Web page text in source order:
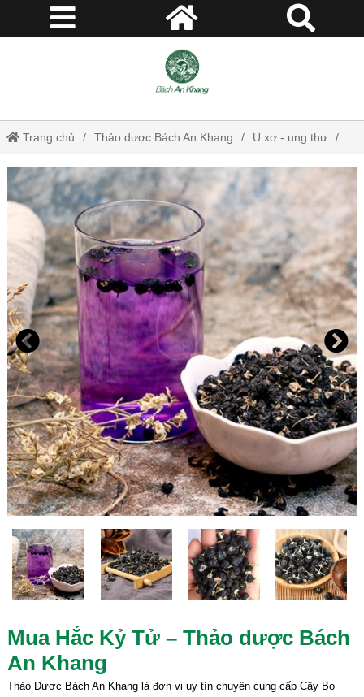
Trang chủ Thảo dược Bách An Khang U xơ - ung thư
Mua Hắc Kỷ Tử – Thảo dược Bách An Khang
Mua Hắc Kỷ Tử – Thảo dược Bách
An Khang
Thảo Dược Bách An Khang là đơn vị uy tín chuyên cung cấp Cây Bọ